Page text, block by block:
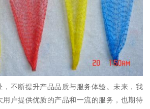
，不断提升产品品质与服务体验。未来，我
用户提供优质的产品和一流的服务，也期待